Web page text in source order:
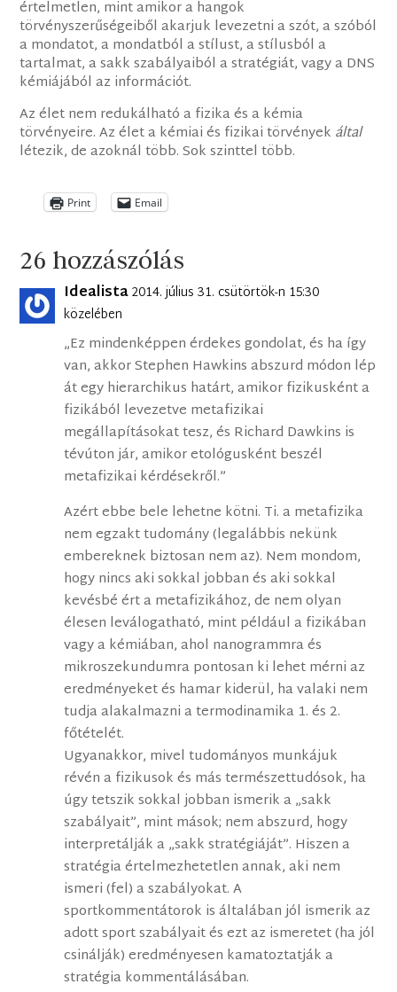
értelmetlen, mint amikor a hangok
törvényszerűségeiből akarjuk levezetni a szót, a szóból
a mondatot, a mondatból a stílust, a stílusból a
tartalmat, a sakk szabályaiból a stratégiát, vagy a DNS
kémiájából az információt.
Az élet nem redukálható a fizika és a kémia
törvényeire. Az élet a kémiai és fizikai törvények által
létezik, de azoknál több. Sok szinttel több.
Print Email
26 hozzászólás
Idealista2014. július 31. csütörtök-n 15:30
közelében
„Ez mindenképpen érdekes gondolat, és ha így
van, akkor Stephen Hawkins abszurd módon lép
át egy hierarchikus határt, amikor fizikusként a
fizikából levezetve metafizikai
megállapításokat tesz, és Richard Dawkins is
tévúton jár, amikor etológusként beszél
metafizikai kérdésekről.”
Azért ebbe bele lehetne kötni. Ti. a metafizika
nem egzakt tudomány (legalábbis nekünk
embereknek biztosan nem az). Nem mondom,
hogy nincs aki sokkal jobban és aki sokkal
kevésbé ért a metafizikához, de nem olyan
élesen leválogatható, mint például a fizikában
vagy a kémiában, ahol nanogrammra és
mikroszekundumra pontosan ki lehet mérni az
eredményeket és hamar kiderül, ha valaki nem
tudja alakalmazni a termodinamika 1. és 2.
főtételét.
Ugyanakkor, mivel tudományos munkájuk
révén a fizikusok és más természettudósok, ha
úgy tetszik sokkal jobban ismerik a „sakk
szabályait”, mint mások; nem abszurd, hogy
interpretálják a „sakk stratégiáját”. Hiszen a
stratégia értelmezhetetlen annak, aki nem
ismeri (fel) a szabályokat. A
sportkommentátorok is általában jól ismerik az
adott sport szabályait és ezt az ismeretet (ha jól
csinálják) eredményesen kamatoztatják a
stratégia kommentálásában.